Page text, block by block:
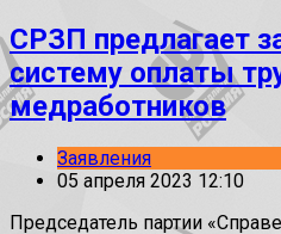
СРЗП предлагает
систему оплаты
медработников
Заявления
05 апреля 2023 12:10
Председатель партии